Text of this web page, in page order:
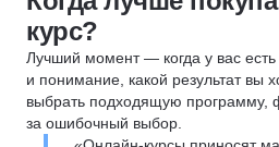
курс?
Лучший момент — когда у вас есть
и понимание, какой результат вы
выбрать подходящую программу,
за ошибочный выбор.